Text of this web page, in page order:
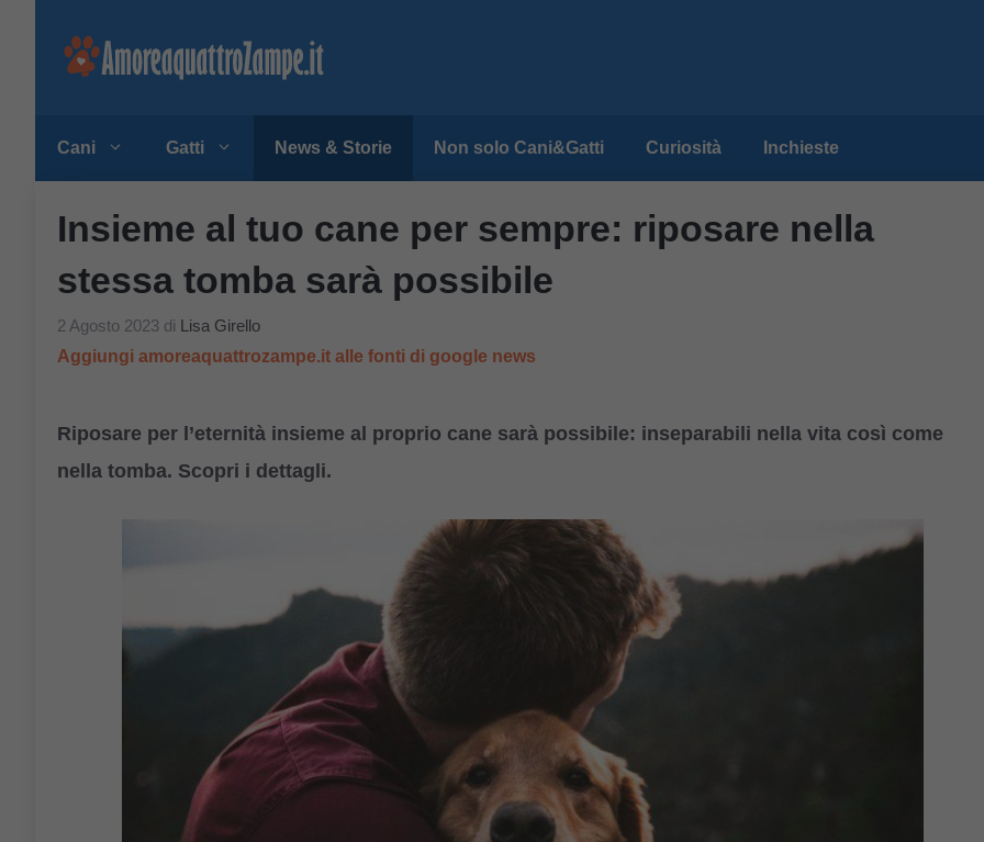
Cani Gatti News & Storie Non solo Cani&Gatti Curiosità Inchieste
Insieme al tuo cane per sempre: riposare nella
stessa tomba sarà possibile
2 Agosto 2023 di Lisa Girello
Aggiungi amoreaquattrozampe.it alle fonti di google news
Riposare per l’eternità insieme al proprio cane sarà possibile: inseparabili nella vita così come
nella tomba. Scopri i dettagli.